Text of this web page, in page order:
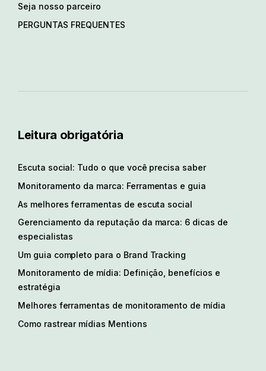
Seja nosso parceiro
PERGUNTAS FREQUENTES
Leitura obrigatória
Escuta social: Tudo o que você precisa saber
Monitoramento da marca: Ferramentas e guia
As melhores ferramentas de escuta social
Gerenciamento da reputação da marca: 6 dicas de
especialistas
Um guia completo para o Brand Tracking
Monitoramento de mídia: Definição, benefícios e
estratégia
Melhores ferramentas de monitoramento de mídia
Como rastrear mídias Mentions